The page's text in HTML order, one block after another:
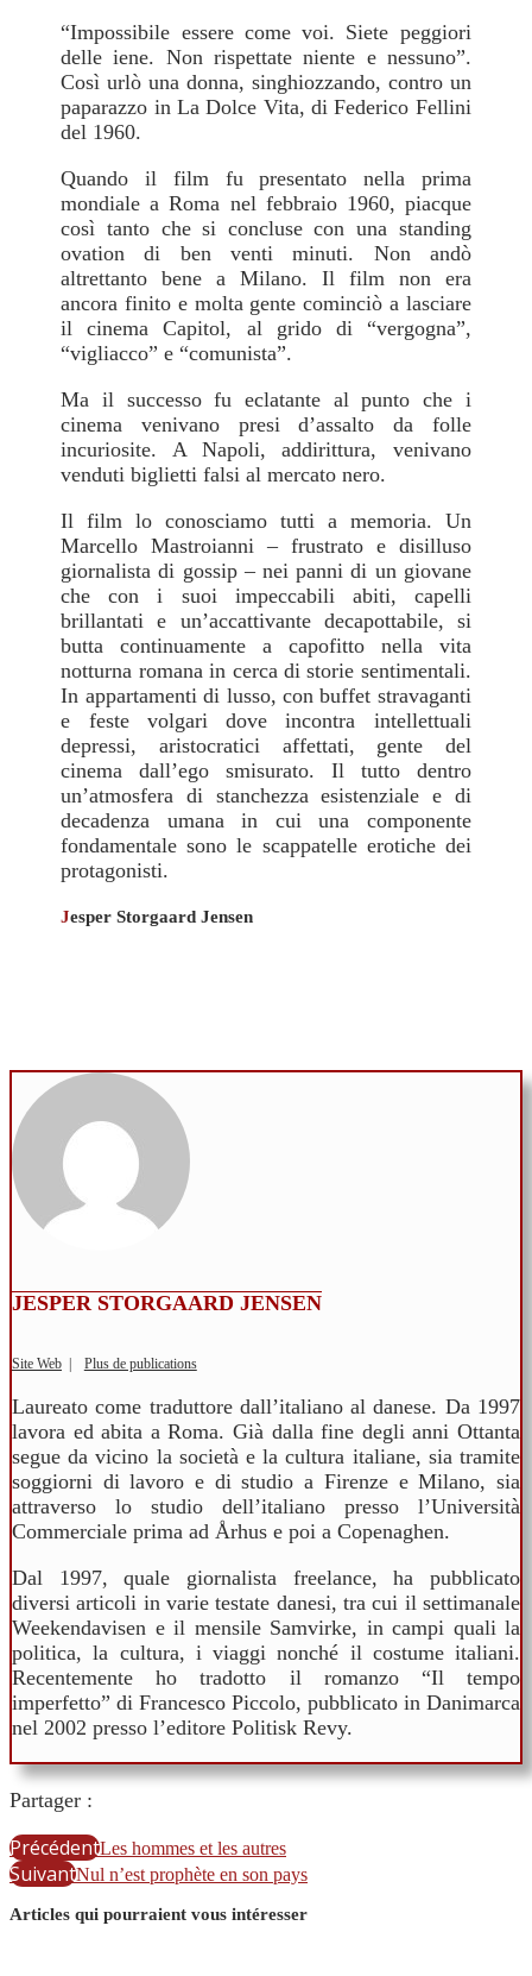
“Impossibile essere come voi. Siete peggiori
delle iene. Non rispettate niente e nessuno”.
Così urlò una donna, singhiozzando, contro un
paparazzo in La Dolce Vita, di Federico Fellini
del 1960.
Quando il film fu presentato nella prima
mondiale a Roma nel febbraio 1960, piacque
così tanto che si concluse con una standing
ovation di ben venti minuti. Non andò
altrettanto bene a Milano. Il film non era
ancora finito e molta gente cominciò a lasciare
il cinema Capitol, al grido di “vergogna”,
“vigliacco” e “comunista”.
Ma il successo fu eclatante al punto che i
cinema venivano presi d’assalto da folle
incuriosite. A Napoli, addirittura, venivano
venduti biglietti falsi al mercato nero.
Il film lo conosciamo tutti a memoria. Un
Marcello Mastroianni – frustrato e disilluso
giornalista di gossip – nei panni di un giovane
che con i suoi impeccabili abiti, capelli
brillantati e un’accattivante decapottabile, si
butta continuamente a capofitto nella vita
notturna romana in cerca di storie sentimentali.
In appartamenti di lusso, con buffet stravaganti
e feste volgari dove incontra intellettuali
depressi, aristocratici affettati, gente del
cinema dall’ego smisurato. Il tutto dentro
un’atmosfera di stanchezza esistenziale e di
decadenza umana in cui una componente
fondamentale sono le scappatelle erotiche dei
protagonisti.
Jesper Storgaard Jensen
JESPER STORGAARD JENSEN
Site Web Plus de publications
Laureato come traduttore dall’italiano al danese. Da 1997
lavora ed abita a Roma. Già dalla fine degli anni Ottanta
segue da vicino la società e la cultura italiane, sia tramite
soggiorni di lavoro e di studio a Firenze e Milano, sia
attraverso lo studio dell’italiano presso l’Università
Commerciale prima ad Århus e poi a Copenaghen.
Dal 1997, quale giornalista freelance, ha pubblicato
diversi articoli in varie testate danesi, tra cui il settimanale
Weekendavisen e il mensile Samvirke, in campi quali la
politica, la cultura, i viaggi nonché il costume italiani.
Recentemente ho tradotto il romanzo “Il tempo
imperfetto” di Francesco Piccolo, pubblicato in Danimarca
nel 2002 presso l’editore Politisk Revy.
Partager :
PrécédentLes hommes et les autres
SuivantNul n’est prophète en son pays
Articles qui pourraient vous intéresser